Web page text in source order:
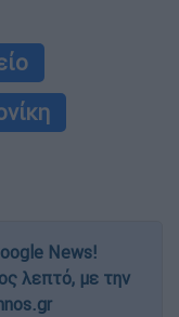
News!
λεπτό, με την